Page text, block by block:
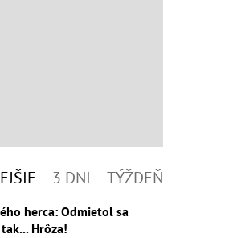
3 DNI TÝŽDEŇ
herca: Odmietol sa
Hrôza!